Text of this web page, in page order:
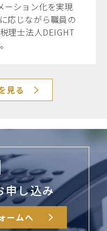
ーション化を実現
応じながら職員の
理士法人DEIGHT
見る
申し込み
ームへ